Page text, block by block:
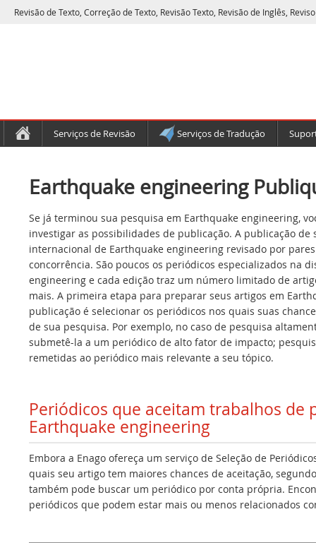
Revisão de Texto, Correção de Texto, Revisão Texto, Revisão de Inglês,
Serviços de Revisão Serviços de Tradução
Earthquake engineering
Se já terminou sua pesquisa em Earthquake engineering,
investigar as possibilidades de publicação. A publicação
internacional de Earthquake engineering revisado por
concorrência. São poucos os periódicos especializados na
engineering e cada edição traz um número limitado de
mais. A primeira etapa para preparar seus artigos em
publicação é selecionar os periódicos nos quais suas
de sua pesquisa. Por exemplo, no caso de pesquisa
submetê-la a um periódico de alto fator de impacto;
remetidas ao periódico mais relevante a seu tópico.
Periódicos que aceitam trabalhos de
Earthquake engineering
Embora a Enago ofereça um serviço de Seleção de
quais seu artigo tem maiores chances de aceitação,
também pode buscar um periódico por conta própria.
periódicos que podem estar mais ou menos relacionados